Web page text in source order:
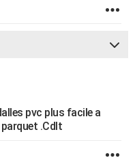
pvc plus facile a
.Cdlt